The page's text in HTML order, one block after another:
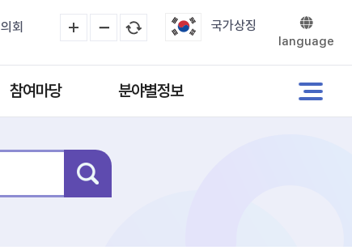
의회 국가상징
language
참여마당 분야별정보